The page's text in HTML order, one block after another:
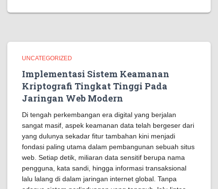
UNCATEGORIZED
Implementasi Sistem Keamanan
Kriptografi Tingkat Tinggi Pada
Jaringan Web Modern
Di tengah perkembangan era digital yang berjalan
sangat masif, aspek keamanan data telah bergeser dari
yang dulunya sekadar fitur tambahan kini menjadi
fondasi paling utama dalam pembangunan sebuah situs
web. Setiap detik, miliaran data sensitif berupa nama
pengguna, kata sandi, hingga informasi transaksional
lalu lalang di dalam jaringan internet global. Tanpa